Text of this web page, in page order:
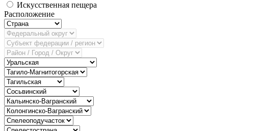
Искусственная пещера
Расположение